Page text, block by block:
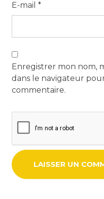
E-mail *
Enregistrer mon nom,
dans le navigateur
commentaire.